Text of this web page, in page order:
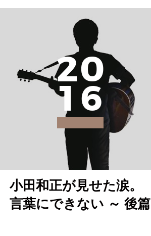
20
1 6
小田和正が見せた涙。
言葉にできない ～ 後篇